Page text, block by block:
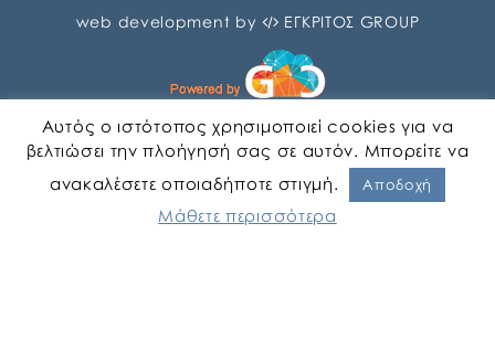
web development by
ΕΓΚΡΙΤΟΣ GROUP
Αυτός ο ιστότοπος χρησιμοποιεί cookies για να
βελτιώσει την πλοήγησή σας σε αυτόν. Μπορείτε να
ανακαλέσετε οποιαδήποτε στιγμή.
Αποδοχή
Μάθετε περισσότερα
Αγγλικα Ελληνικα